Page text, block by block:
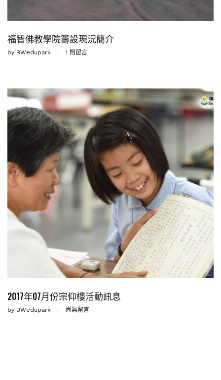
福智佛教學院籌設現況簡介
by BWedupark 1 則留言
2017年07月份宗仰樓活動訊息
by BWedupark 尚無留言